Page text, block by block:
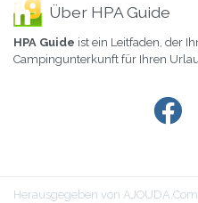
Über HPA Guide
HPA Guide ist ein Leitfaden, der
Campingunterkunft für Ihren
Herausgegeben von